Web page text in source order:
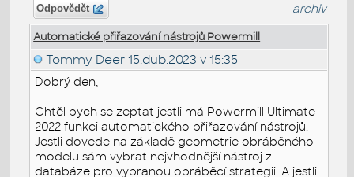
Odpovědět archiv
Automatické přiřazování nástrojů Powermill
Tommy Deer 15.dub.2023 v 15:35
Dobrý den,
Chtěl bych se zeptat jestli má Powermill Ultimate
2022 funkci automatického přiřazování nástrojů.
Jestli dovede na základě geometrie obráběného
modelu sám vybrat nejvhodnější nástroj z
databáze pro vybranou obráběcí strategii. A jestli